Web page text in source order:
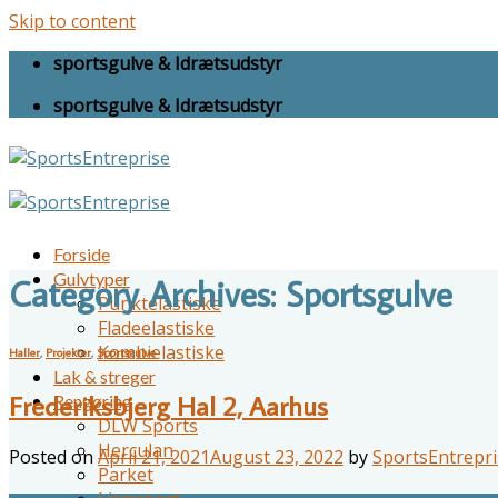
Skip to content
sportsgulve & Idrætsudstyr
sportsgulve & Idrætsudstyr
Forside
Gulvtyper
Punktelastiske
Fladeelastiske
Kombielastiske
Lak & streger
Rengøring
DLW Sports
Herculan
Parket
Category Archives: Sportsgulve
Haller, Projekter, Sportsgulve
Frederiksbjerg Hal 2, Aarhus
Posted on April 21, 2021August 23, 2022 by